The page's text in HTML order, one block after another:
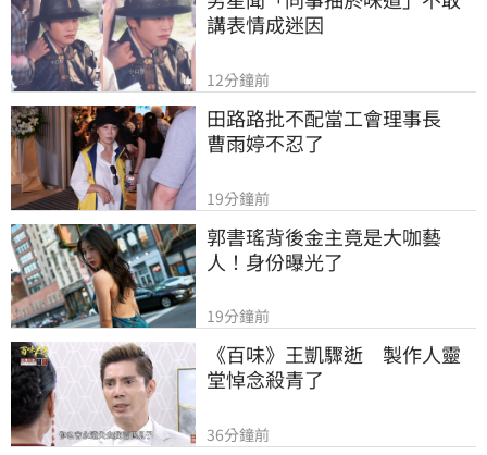
講表情成迷因
12分鐘前
田路路批不配當工會理事長
曹雨婷不忍了
19分鐘前
郭書瑤背後金主竟是大咖藝
人！身份曝光了
19分鐘前
《百味》王凱驟逝　製作人靈
堂悼念殺青了
36分鐘前